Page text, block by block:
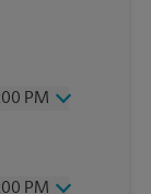
PM
PM